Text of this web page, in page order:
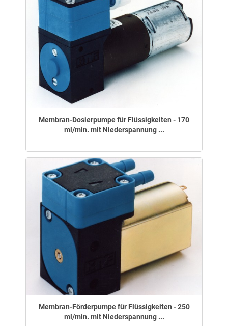
Membran-Dosierpumpe für Flüssigkeiten - 170
ml/min. mit Niederspannung ...
Membran-Förderpumpe für Flüssigkeiten - 250
ml/min. mit Niederspannung ...